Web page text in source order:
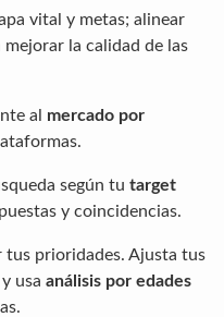
vital y metas; alinear
la calidad de las
al mercado por
según tu target
y coincidencias.
tus prioridades. Ajusta tus
usa análisis por edades